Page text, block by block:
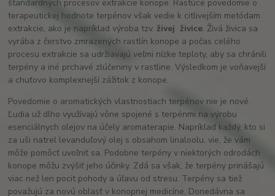
štandardných procesov extrakcie konope. Rastúce povedomie o
terapeutickej hodnote terpénov však vedie k citlivejším metódam
extrakcie, ako je napríklad výroba tzv. živej živice. Živá živica sa
vyrába z čerstvo zmrazených rastlín konope a počas celého
procesu extrakcie sa udržiavajú veľmi nízke teploty, aby sa chránili
terpény a iné prchavé zlúčeniny v rastline. Výsledkom je voňavejší
a chuťovo komplexnejší zážitok z konope.
Povedomie o aromatických vlastnostiach terpénov nie je nové.
Ľudia už dlho využívajú vône spojené s terpénmi na výrobu
esenciálnych olejov na účely aromaterapie. Napríklad každý, kto si
za uši natrel levanduľový olej s obsahom linaloolu, vie, že vám
môže pomôcť uvoľniť sa. Podobne terpény v niektorých odrodách
konope môžu zvýšiť jeho účinky. Zdá sa však, že terpény prinášajú
viac než len pocit pohody a úľavu od stresu. Terpény sa tiež
považujú za novú oblasť v konopnej medicíne. Donedávna sa